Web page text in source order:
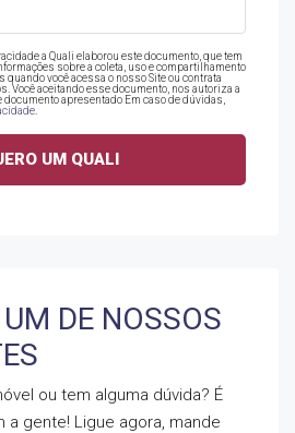
a Quali elaborou este documento, que tem
sobre a coleta, uso e compartilhamento
você acessa o nosso Site ou contrata
Você aceitando esse documento, nos autoriza a
apresentado Em caso de dúvidas,
DE NOSSOS
ou tem alguma dúvida? É
a gente! Ligue agora, mande